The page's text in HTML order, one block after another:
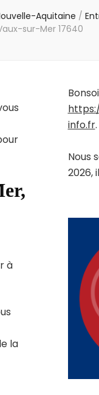
Aquitaine /
sur-Mer 17640
à
la
info.fr.
Nous
2026,